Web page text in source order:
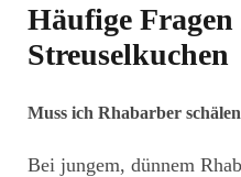
Häufige
Streuselkuchen
Muss ich Rhabarber
Bei jungem, dünnem